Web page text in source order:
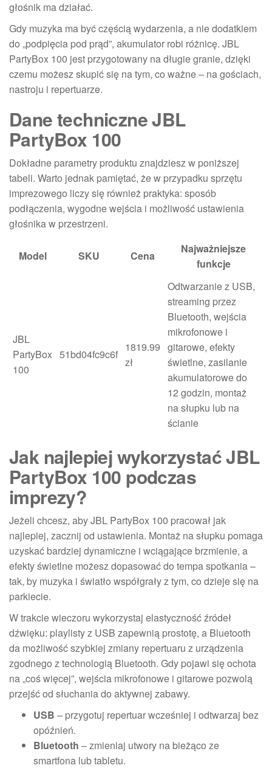
głośnik ma działać.
Gdy muzyka ma być częścią wydarzenia, a nie dodatkiem
do „podpięcia pod prąd”, akumulator robi różnicę. JBL
PartyBox 100 jest przygotowany na długie granie, dzięki
czemu możesz skupić się na tym, co ważne – na gościach,
nastroju i repertuarze.
Dane techniczne JBL
PartyBox 100
Dokładne parametry produktu znajdziesz w poniższej
tabeli. Warto jednak pamiętać, że w przypadku sprzętu
imprezowego liczy się również praktyka: sposób
podłączenia, wygodne wejścia i możliwość ustawienia
głośnika w przestrzeni.
Model SKU Cena
Najważniejsze
funkcje
JBL
PartyBox
100
51bd04fc9c6f
1819.99
zł
Odtwarzanie z USB,
streaming przez
Bluetooth, wejścia
mikrofonowe i
gitarowe, efekty
świetlne, zasilanie
akumulatorowe do
12 godzin, montaż
na słupku lub na
ścianie
Jak najlepiej wykorzystać JBL
PartyBox 100 podczas
imprezy?
Jeżeli chcesz, aby JBL PartyBox 100 pracował jak
najlepiej, zacznij od ustawienia. Montaż na słupku pomaga
uzyskać bardziej dynamiczne i wciągające brzmienie, a
efekty świetlne możesz dopasować do tempa spotkania –
tak, by muzyka i światło współgrały z tym, co dzieje się na
parkiecie.
W trakcie wieczoru wykorzystaj elastyczność źródeł
dźwięku: playlisty z USB zapewnią prostotę, a Bluetooth
da możliwość szybkiej zmiany repertuaru z urządzenia
zgodnego z technologią Bluetooth. Gdy pojawi się ochota
na „coś więcej”, wejścia mikrofonowe i gitarowe pozwolą
przejść od słuchania do aktywnej zabawy.
USB – przygotuj repertuar wcześniej i odtwarzaj bez
opóźnień.
Bluetooth – zmieniaj utwory na bieżąco ze
smartfona lub tabletu.